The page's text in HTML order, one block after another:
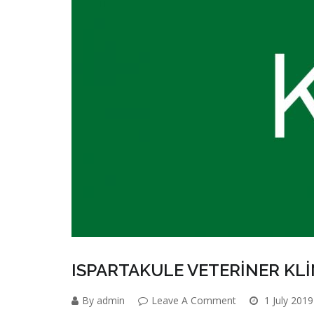
ISPARTAKULE VETERİNER
By admin Leave A Comment 1 July 2019